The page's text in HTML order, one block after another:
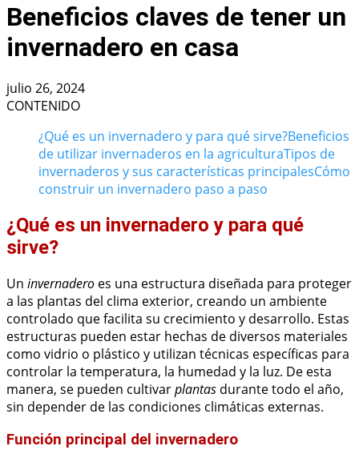
Beneficios claves de tener un
invernadero en casa
julio 26, 2024
CONTENIDO
¿Qué es un invernadero y para qué sirve?Beneficios
de utilizar invernaderos en la agriculturaTipos de
invernaderos y sus características principalesCómo
construir un invernadero paso a paso
¿Qué es un invernadero y para qué
sirve?
Un invernadero es una estructura diseñada para proteger
a las plantas del clima exterior, creando un ambiente
controlado que facilita su crecimiento y desarrollo. Estas
estructuras pueden estar hechas de diversos materiales
como vidrio o plástico y utilizan técnicas específicas para
controlar la temperatura, la humedad y la luz. De esta
manera, se pueden cultivarplantas durante todo el año,
sin depender de las condiciones climáticas externas.
Función principal del invernadero